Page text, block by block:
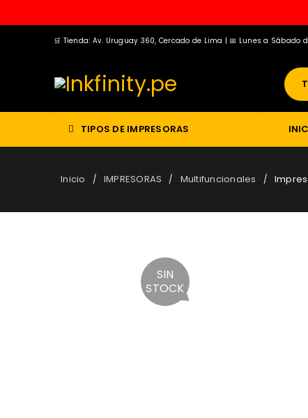
🛒 Tienda: Av. Uruguay 360, Cercado de Lima | 📅 Lunes a Sábado
TIPOS DE IMPRESORAS
Inicio / IMPRESORAS / Multifuncionales /
SIN
STOCK